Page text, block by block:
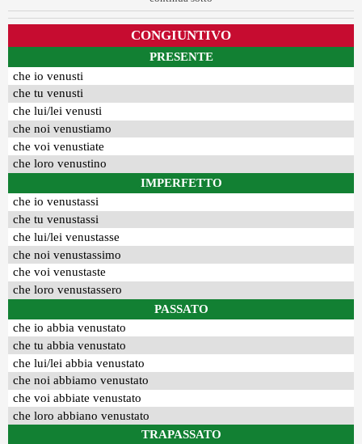
CONGIUNTIVO
PRESENTE
che io venusti
che tu venusti
che lui/lei venusti
che noi venustiamo
che voi venustiate
che loro venustino
IMPERFETTO
che io venustassi
che tu venustassi
che lui/lei venustasse
che noi venustassimo
che voi venustaste
che loro venustassero
PASSATO
che io abbia venustato
che tu abbia venustato
che lui/lei abbia venustato
che noi abbiamo venustato
che voi abbiate venustato
che loro abbiano venustato
TRAPASSATO